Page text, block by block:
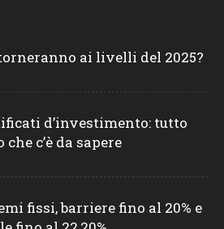
ai livelli del 2025?
d’investimento: tutto
che c’è da sapere
fissi, barriere fino al 20% e